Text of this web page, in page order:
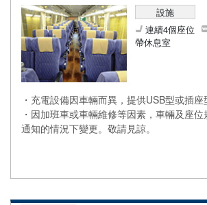
設施
連續4個座位
帶休息室
・充電設備因車輛而異，提供USB型或插座
・因加班車或車輛維修等因素，車輛及座
通知的情況下變更。敬請見諒。